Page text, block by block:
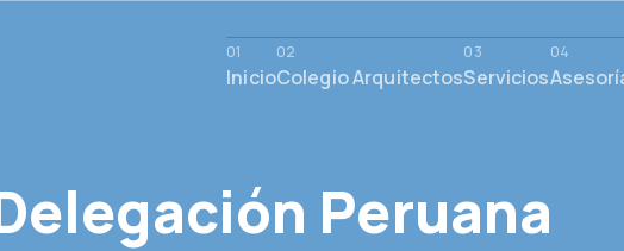
InicioColegio ArquitectosServicios
Peruana